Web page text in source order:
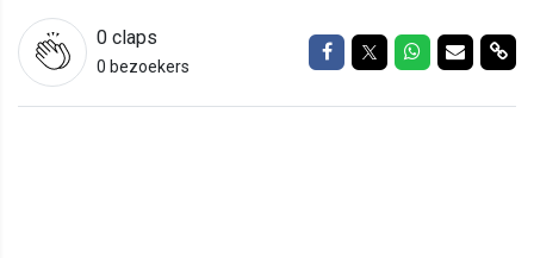
0 claps
0 bezoekers
Delen op Facebook
Delen op Twitter
Delen op
Delen